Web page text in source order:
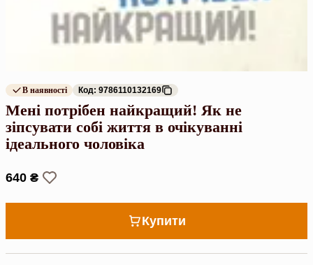
В наявності Код: 9786110132169
Мені потрібен найкращий! Як не
зіпсувати собі життя в очікуванні
ідеального чоловіка
640 ₴
Купити